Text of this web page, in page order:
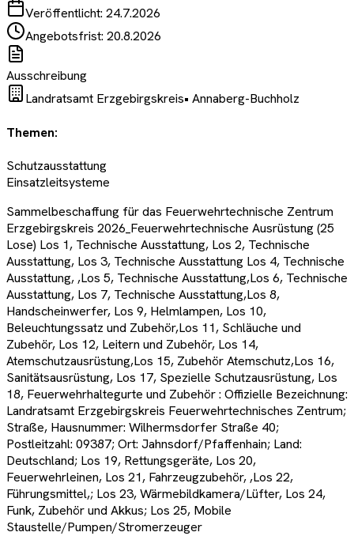
Veröffentlicht: 24.7.2026
Angebotsfrist: 20.8.2026
Ausschreibung
Landratsamt Erzgebirgskreis• Annaberg-Buchholz
Themen:
Schutzausstattung
Einsatzleitsysteme
Sammelbeschaffung für das Feuerwehrtechnische Zentrum
Erzgebirgskreis 2026_Feuerwehrtechnische Ausrüstung (25
Lose) Los 1, Technische Ausstattung, Los 2, Technische
Ausstattung, Los 3, Technische Ausstattung Los 4, Technische
Ausstattung, ,Los 5, Technische Ausstattung,Los 6, Technische
Ausstattung, Los 7, Technische Ausstattung,Los 8,
Handscheinwerfer, Los 9, Helmlampen, Los 10,
Beleuchtungssatz und Zubehör,Los 11, Schläuche und
Zubehör, Los 12, Leitern und Zubehör, Los 14,
Atemschutzausrüstung,Los 15, Zubehör Atemschutz,Los 16,
Sanitätsausrüstung, Los 17, Spezielle Schutzausrüstung, Los
18, Feuerwehrhaltegurte und Zubehör : Offizielle Bezeichnung:
Landratsamt Erzgebirgskreis Feuerwehrtechnisches Zentrum;
Straße, Hausnummer: Wilhermsdorfer Straße 40;
Postleitzahl: 09387; Ort: Jahnsdorf/Pfaffenhain; Land:
Deutschland; Los 19, Rettungsgeräte, Los 20,
Feuerwehrleinen, Los 21, Fahrzeugzubehör, ,Los 22,
Führungsmittel,; Los 23, Wärmebildkamera/Lüfter, Los 24,
Funk, Zubehör und Akkus; Los 25, Mobile
Staustelle/Pumpen/Stromerzeuger